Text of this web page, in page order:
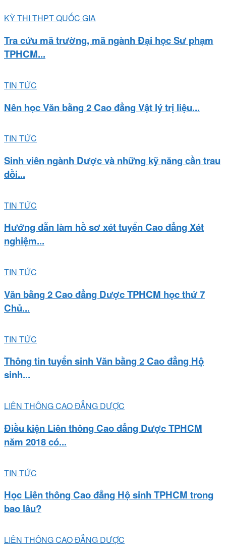
KỲ THI THPT QUỐC GIA
Tra cứu mã trường, mã ngành Đại học Sư phạm
TPHCM...
TIN TỨC
Nên học Văn bằng 2 Cao đẳng Vật lý trị liệu...
TIN TỨC
Sinh viên ngành Dược và những kỹ năng cần trau
dồi...
TIN TỨC
Hướng dẫn làm hồ sơ xét tuyển Cao đẳng Xét
nghiệm...
TIN TỨC
Văn bằng 2 Cao đẳng Dược TPHCM học thứ 7
Chủ...
TIN TỨC
Thông tin tuyển sinh Văn bằng 2 Cao đẳng Hộ
sinh...
LIÊN THÔNG CAO ĐẲNG DƯỢC
Điều kiện Liên thông Cao đẳng Dược TPHCM
năm 2018 có...
TIN TỨC
Học Liên thông Cao đẳng Hộ sinh TPHCM trong
bao lâu?
LIÊN THÔNG CAO ĐẲNG DƯỢC